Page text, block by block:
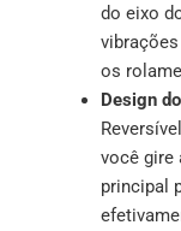
do eixo
os
Design
Reversível
você gire
principal